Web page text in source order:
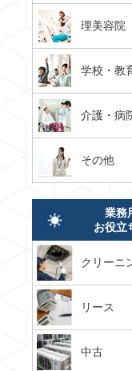
理美容院
学校・教
介護・病
その他
業務
お役立
クリーニ
リース
中古